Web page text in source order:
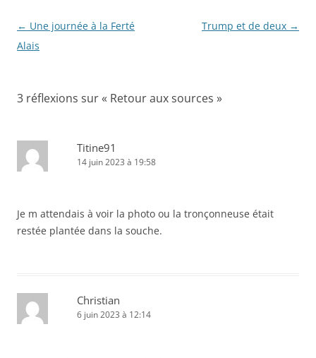
Navigation
des
← Une journée à la Ferté
Alais
Trump et de deux →
3 réflexions sur « Retour aux sources »
Titine91
14 juin 2023 à 19:58
Je m attendais à voir la photo ou la tronçonneuse était
restée plantée dans la souche.
Christian
6 juin 2023 à 12:14